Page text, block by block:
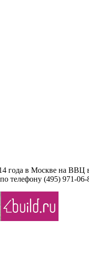
года в Москве на
телефону (495) 971-